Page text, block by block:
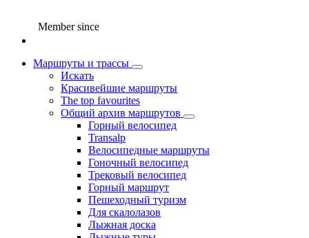
Member since
Маршруты и трассы
Искать
Красивейшие маршруты
The top favourites
Общий архив маршрутов
Горный велосипед
Transalp
Велосипедные маршруты
Гоночный велосипед
Трековый велосипед
Горный маршрут
Пешеходный туризм
Для скалолазов
Лыжная доска